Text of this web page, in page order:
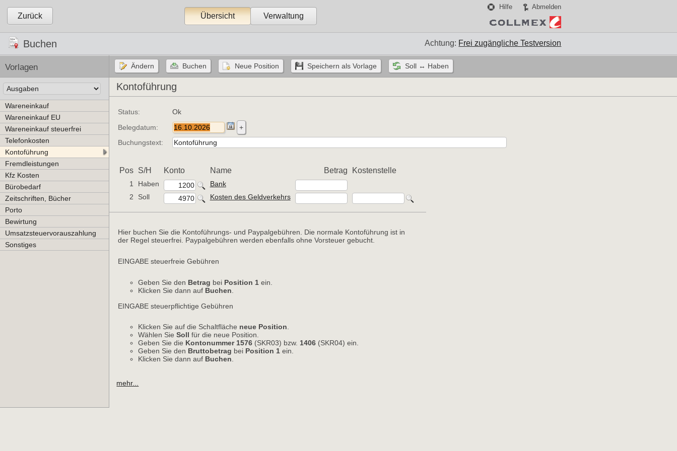
Zurück Übersicht Verwaltung
Hilfe Abmelden
Buchen Achtung: Frei zugängliche Testversion
Vorlagen
Wareneinkauf
Wareneinkauf EU
Wareneinkauf steuerfrei
Telefonkosten
Kontoführung
Fremdleistungen
Kfz Kosten
Bürobedarf
Zeitschriften, Bücher
Porto
Bewirtung
Umsatzsteuervorauszahlung
Sonstiges
Kontoführung
Status:
Ok
Belegdatum:
Buchungstext:
Pos S/H Konto Name Betrag Kostenstelle
1 Haben
Bank
2
Soll Kosten des Geldverkehrs
Hier buchen Sie die Kontoführungs- und Paypalgebühren. Die normale Kontoführung ist in
der Regel steuerfrei. Paypalgebühren werden ebenfalls ohne Vorsteuer gebucht.
EINGABE steuerfreie Gebühren
Geben Sie den Betrag bei Position 1 ein.
Klicken Sie dann auf Buchen
EINGABE steuerpflichtige Gebühren
Klicken Sie auf die Schaltfläche neue Position.
Wählen SieSoll für die neue Position.
Geben Sie die Kontonummer 1576 (SKR03) bzw. 1406 (SKR04) ein.
Geben Sie den Bruttobetrag bei Position 1 ein.
Klicken Sie dann auf Buchen.
mehr...